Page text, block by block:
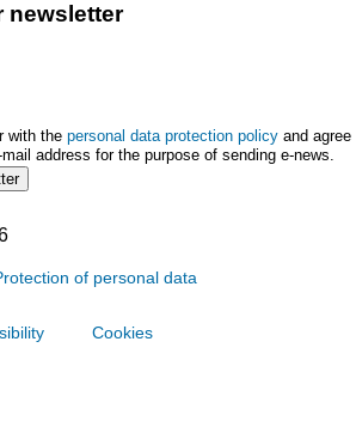
newsletter
with the personal data protection policy and agree
address for the purpose of sending e-news.
of personal data
Cookies